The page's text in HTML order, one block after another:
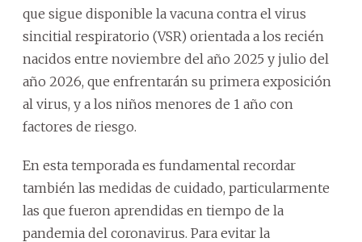
que sigue disponible la vacuna contra el virus
sincitial respiratorio (VSR) orientada a los recién
nacidos entre noviembre del año 2025 y julio del
año 2026, que enfrentarán su primera exposición
al virus, y a los niños menores de 1 año con
factores de riesgo.
En esta temporada es fundamental recordar
también las medidas de cuidado, particularmente
las que fueron aprendidas en tiempo de la
pandemia del coronavirus. Para evitar la